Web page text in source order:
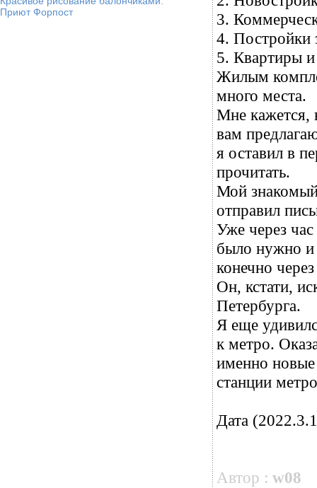
Приют Форпост
3.
4. Постройки
5. Квартиры и
Жилым
много места.
Мне кажется,
вам
я оставил в
прочитать.
Мой знакомый
отправил
Уже через
было нужно
конечно
Он, кстати,
Петербурга.
Я еще
к метро.
именно
станции
Дата
Автор : w08